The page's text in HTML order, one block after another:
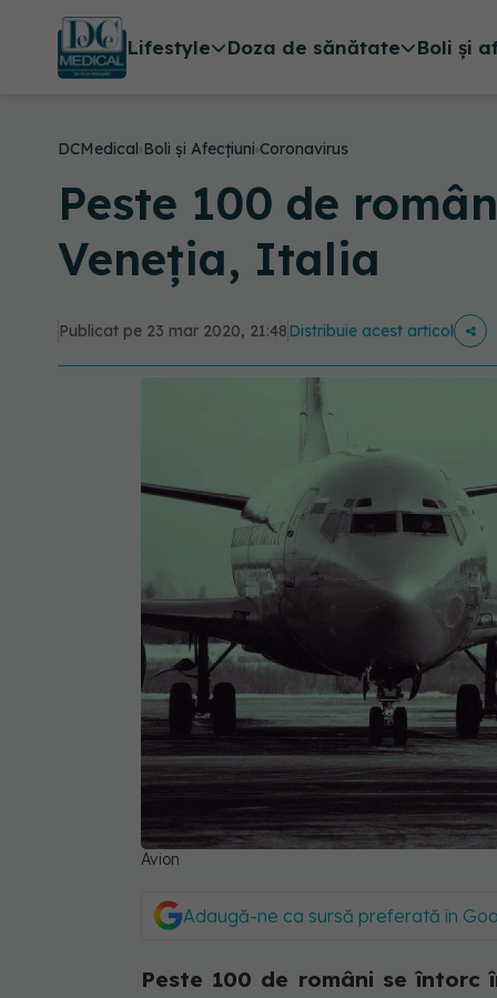
Lifestyle Doza de sănătate Boli și
DCMedical›Boli și Afecțiuni›Coronavirus
Peste 100 de
Veneția, Italia
Publicat pe 23 mar 2020, 21:48Distribuie acest articol
Avion
Adaugă-ne ca sursă preferată în
Peste 100 de români se